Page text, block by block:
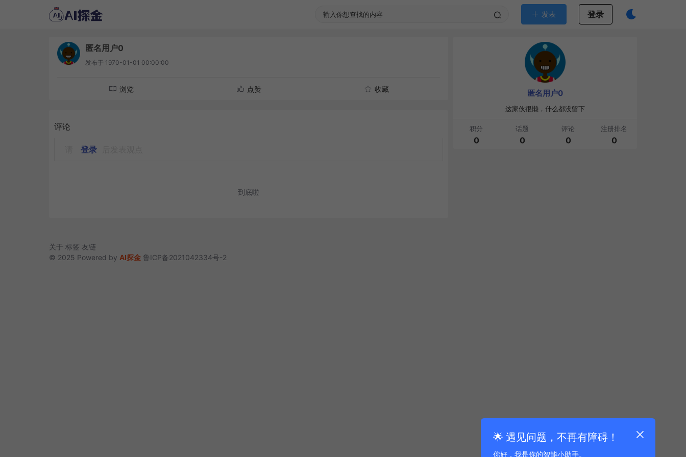
发表 登录
匿名用户0
发布于 1970-01-01 00:00:00
浏览 点赞 收藏
评论
登录
到底啦
匿名用户0
这家伙很懒，什么都没留下
积分
0
话题
0
评论
0
注册排名
0
关于 标签 友链
© 2025 Powered by AI探金 鲁ICP备2021042334号-2
🌟 遇见问题，不再有障碍！
你好，我是你的智能小助手。